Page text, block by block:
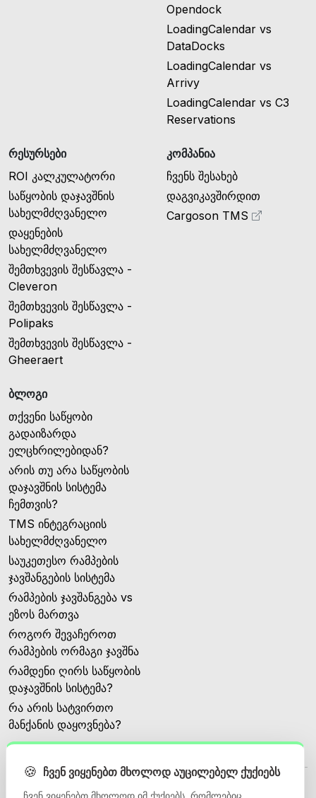
Opendock
LoadingCalendar vs
DataDocks
LoadingCalendar vs
Arrivy
LoadingCalendar vs C3
Reservations
რესურსები
ROI კალკულატორი
საწყობის დაჯავშნის
სახელმძღვანელო
დაყენების
სახელმძღვანელო
შემთხვევის შესწავლა -
Cleveron
შემთხვევის შესწავლა -
Polipaks
შემთხვევის შესწავლა -
Gheeraert
ბლოგი
თქვენი საწყობი
გადაიზარდა
ელცხრილებიდან?
არის თუ არა საწყობის
დაჯავშნის სისტემა
ჩემთვის?
TMS ინტეგრაციის
სახელმძღვანელო
საუკეთესო რამპების
ჯავშანგების სისტემა
რამპების ჯავშანგება vs
ეზოს მართვა
როგორ შევაჩეროთ
რამპების ორმაგი ჯავშნა
რამდენი ღირს საწყობის
დაჯავშნის სისტემა?
რა არის სატვირთო
მანქანის დაყოვნება?
კომპანია
ჩვენს შესახებ
დაგვიკავშირდით
Cargoson TMS
🍪 ჩვენ ვიყენებთ მხოლოდ აუცილებელ ქუქიებს
ჩვენ ვიყენებთ მხოლოდ იმ ქუქიებს, რომლებიც